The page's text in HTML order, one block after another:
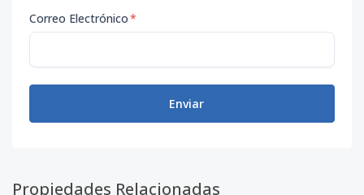
Correo Electrónico*
Enviar
Propiedades Relacionadas